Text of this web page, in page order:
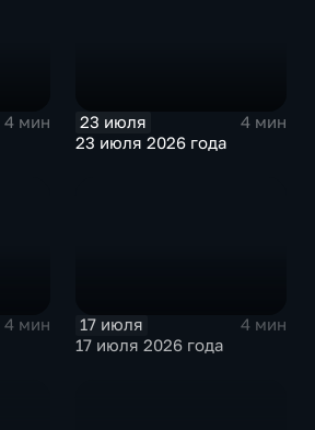
4 мин
23 июля
4 мин
23 июля 2026 года
4 мин
17 июля
4 мин
17 июля 2026 года